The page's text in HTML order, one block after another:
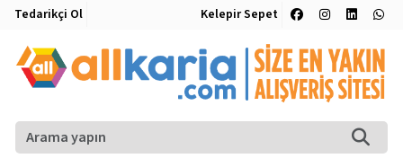
Tedarikçi Ol Kelepir Sepet